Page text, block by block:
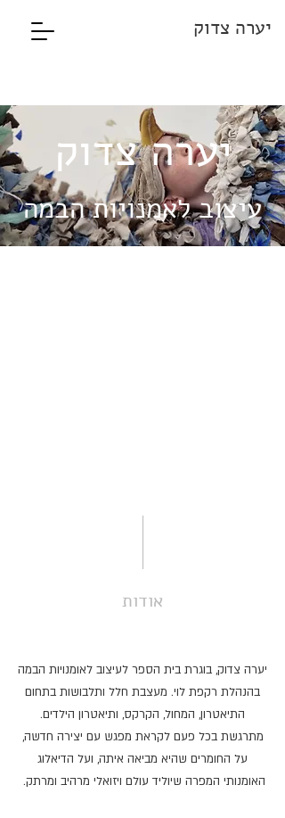
יערה צדוק
יערה צדוק
עיצוב לאמנויות הבמה
אודות
יערה צדוק, בוגרת בית הספר לעיצוב לאומנויות הבמה
בהנהלת רקפת לוי. מעצבת חלל ותלבושות בתחום
התיאטרון, המחול, הקרקס, ותיאטרון הילדים.
מתרגשת בכל פעם לקראת מפגש עם יצירה חדשה,
על החומרים שהיא מביאה איתה, ועל הדיאלוג
האומנותי המפרה שיוליד עולם ויזואלי מרהיב ומרתק.